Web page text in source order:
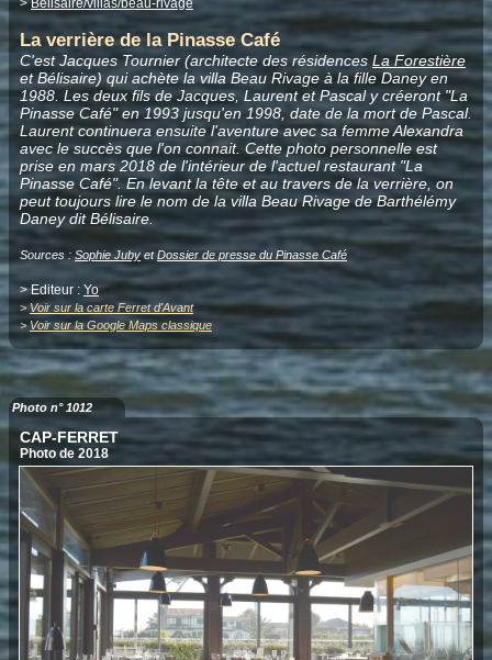
La verrière de la Pinasse Café
C'est Jacques Tournier (architecte des résidences La Forestière
et Bélisaire) qui achète la villa Beau Rivage à la fille Daney en
1988. Les deux fils de Jacques, Laurent et Pascal y créeront "La
Pinasse Café" en 1993 jusqu'en 1998, date de la mort de Pascal.
Laurent continuera ensuite l'aventure avec sa femme Alexandra
avec le succès que l'on connait. Cette photo personnelle est
prise en mars 2018 de l'intérieur de l'actuel restaurant "La
Pinasse Café". En levant la tête et au travers de la verrière, on
peut toujours lire le nom de la villa Beau Rivage de Barthélémy
Daney dit Bélisaire.
Sources : Sophie Juby etDossier de presse du Pinasse Café
> Editeur : Yo
>Voir sur la carte Ferret d'Avant
>Voir sur la Google Maps classique
Photo n° 1012
CAP-FERRET
Photo de 2018